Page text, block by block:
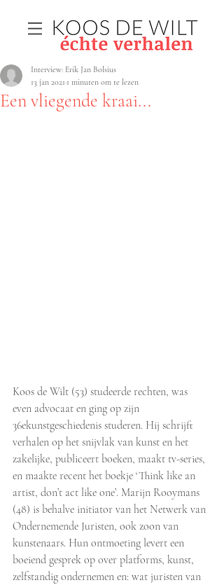
Een vliegende kraai...
Interview: Erik Jan Bolsius
13 jan 2021 1 minuten om te lezen
Koos de Wilt (53) studeerde rechten, was
even advocaat en ging op zijn
36ekunstgeschiedenis studeren. Hij schrijft
verhalen op het snijvlak van kunst en het
zakelijke, publiceert boeken, maakt tv-series,
en maakte recent het boekje ‘Think like an
artist, don’t act like one’. Marijn Rooymans
(48) is behalve initiator van het Netwerk van
Ondernemende Juristen, ook zoon van
kunstenaars. Hun ontmoeting levert een
boeiend gesprek op over platforms, kunst,
zelfstandig ondernemen en: wat juristen van